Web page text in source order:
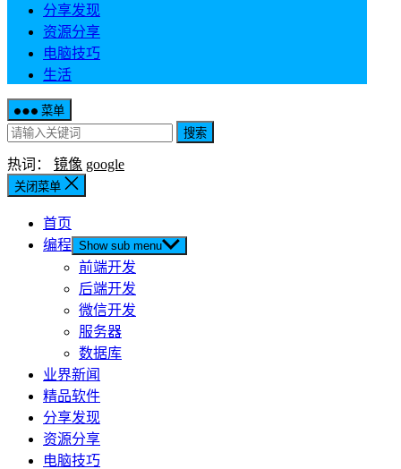
分享发现
资源分享
电脑技巧
生活
菜单
搜索
热词： 镜像 google
关闭菜单
首页
编程 Show sub menu
前端开发
后端开发
微信开发
服务器
数据库
业界新闻
精品软件
分享发现
资源分享
电脑技巧